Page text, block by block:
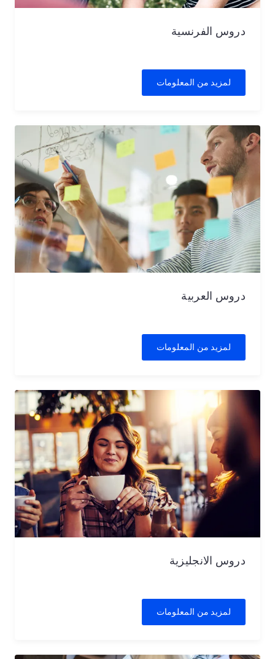
دروس الفرنسية
لمزيد من المعلومات
دروس العربية
لمزيد من المعلومات
دروس الانجليزية
لمزيد من المعلومات